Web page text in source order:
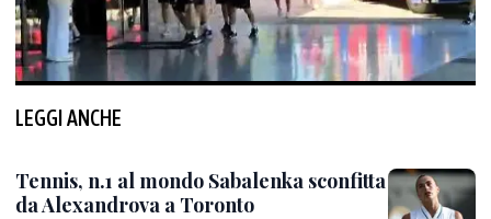
LEGGI ANCHE
Tennis, n.1 al mondo Sabalenka sconfitta
da Alexandrova a Toronto